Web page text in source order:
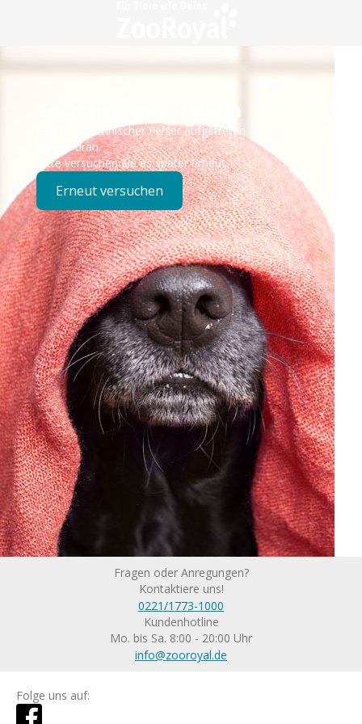
Technisches Problem
Es ist ein technischer Fehler aufgetreten – wir sind
bereits dran.
Bitte versuchen Sie es später erneut.
Erneut versuchen
Fragen oder Anregungen?
Kontaktiere uns!
0221/1773-1000
Kundenhotline
Mo. bis Sa. 8:00 - 20:00 Uhr
info@zooroyal.de
Folge uns auf: